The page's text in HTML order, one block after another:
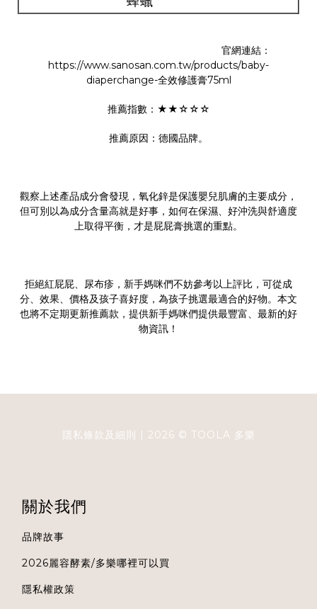
官網連結：
https://www.sanosan.com.tw/products/baby-
diaperchange-全效修護膏75ml
推薦指數：★★☆☆☆
推薦原因：德國品牌。
觀察上述產品成分會發現，氧化鋅是保護嬰兒肌膚的主要成分，
但可別以為成分含量高就是好事，如何在保濕、好沖洗與舒適度
上取得平衡，才是屁屁膏挑選的重點。
拒絕紅屁屁、尿布疹，新手媽咪們不妨參考以上評比，可從成
分、效果、價格及孩子喜好度，為孩子挑選最適合的好物。本文
也將不定期更新推薦款，提供新手媽咪們提供最豐富、最新的好
物資訊！
隱私條款及細則 | 2026 © TOOLA 多樂
關於我們
品牌故事
2026麗容酵素/多樂哪裡可以買
隱私權政策